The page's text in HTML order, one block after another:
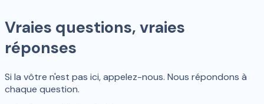
Vraies questions, vraies
réponses
Si la vôtre n'est pas ici, appelez-nous. Nous répondons à
chaque question.